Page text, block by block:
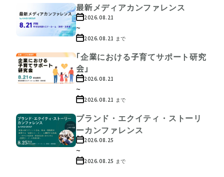
最新メディアカンファレンス
2026.08.21
~
2026.08.21 まで
「企業における子育てサポート研究
会」
2026.08.21
~
2026.08.21 まで
ブランド・エクイティ・ストーリ
ーカンファレンス
2026.08.25
~
2026.08.25 まで